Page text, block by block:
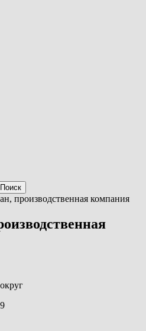
производственная компания